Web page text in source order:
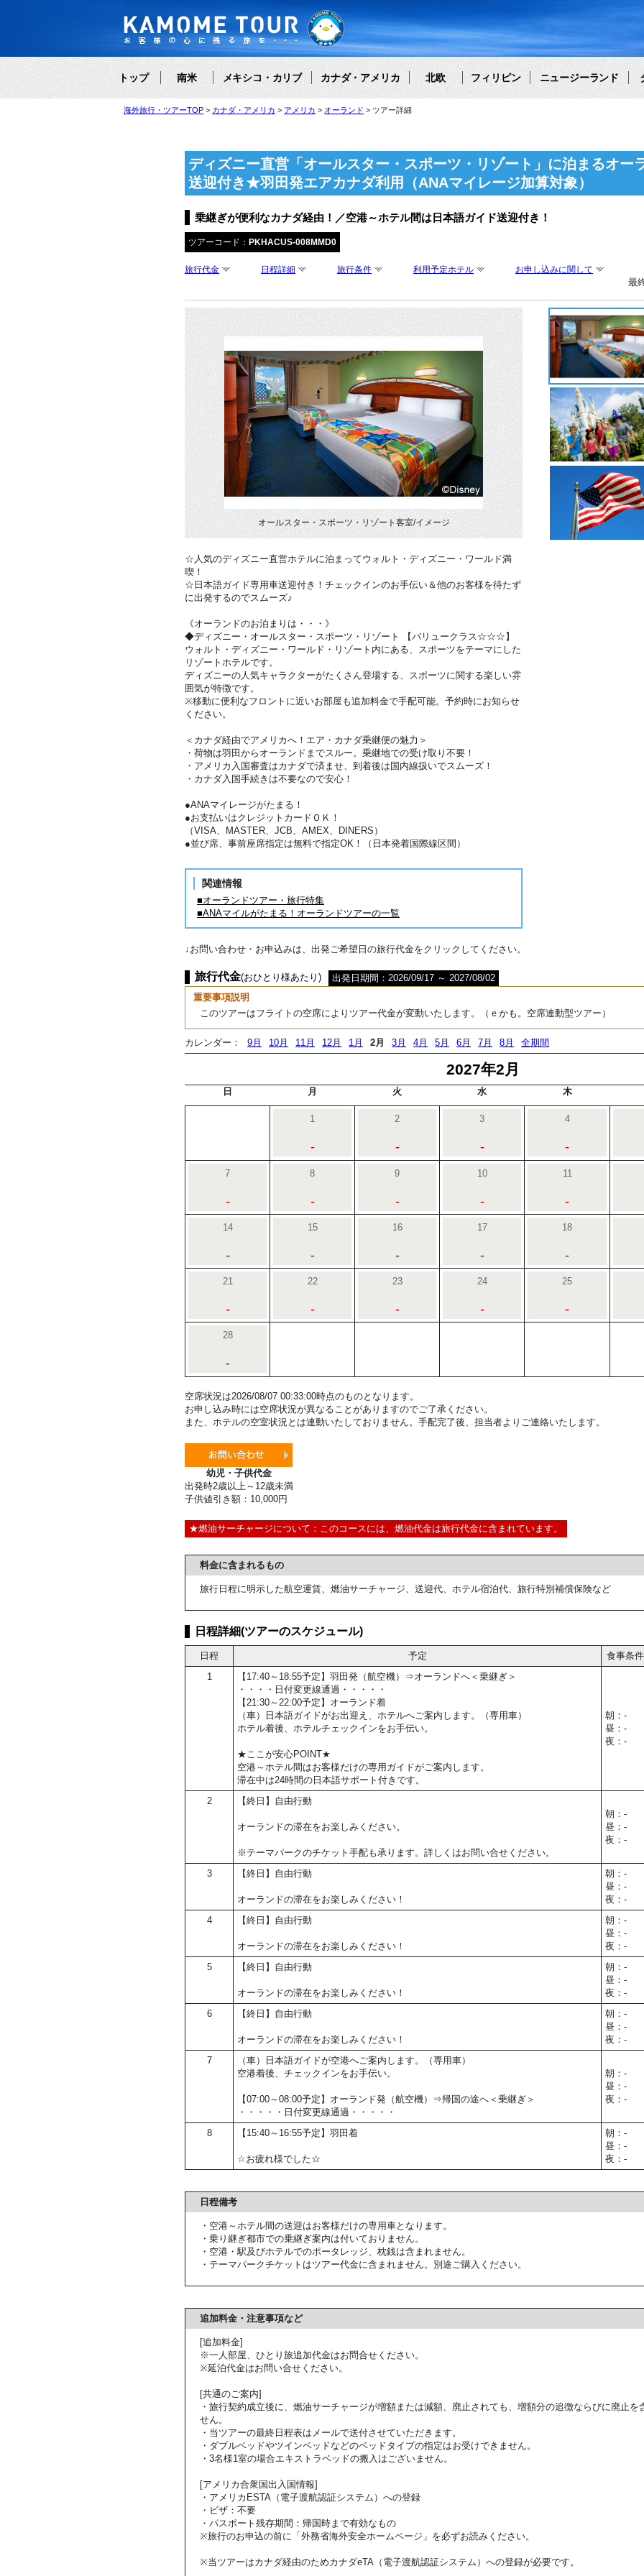
トップ 南米 メキシコ・カリブ カナダ・アメリカ 北欧 フィリピン ニュージーランド
海外旅行・ツアーTOP カナダ・アメリカ アメリカ オーランド ツアー詳細
ディズニー直営「オールスター・スポーツ・リゾート」に泊まるオ
送迎付き★羽田発エアカナダ利用（ANAマイレージ加算対象）
乗継ぎが便利なカナダ経由！／空港～ホテル間は日本語ガイド送迎付き！
ツアーコード： PKHACUS-008MMD0
旅行代金 日程詳細 旅行条件 利用予定ホテル お申し込みに関して
最
オールスター・スポーツ・リゾート客室/イメージ
☆人気のディズニー直営ホテルに泊まってウォルト・ディズニー・ワールド満
喫！
☆日本語ガイド専用車送迎付き！チェックインのお手伝い＆他のお客様を待たず
に出発するのでスムーズ♪
《オーランドのお泊まりは・・・》
◆ディズニー・オールスター・スポーツ・リゾート 【バリュークラス☆☆☆】
ウォルト・ディズニー・ワールド・リゾート内にある、スポーツをテーマにした
リゾートホテルです。
ディズニーの人気キャラクターがたくさん登場する、スポーツに関する楽しい雰
囲気が特徴です。
※移動に便利なフロントに近いお部屋も追加料金で手配可能。予約時にお知らせ
ください。
＜カナダ経由でアメリカへ！エア・カナダ乗継便の魅力＞
・荷物は羽田からオーランドまでスルー。乗継地での受け取り不要！
・アメリカ入国審査はカナダで済ませ、到着後は国内線扱いでスムーズ！
・カナダ入国手続きは不要なので安心！
●ANAマイレージがたまる！
●お支払いはクレジットカードＯＫ！
（VISA、MASTER、JCB、AMEX、DINERS）
●並び席、事前座席指定は無料で指定OK！（日本発着国際線区間）
関連情報
■オーランドツアー・旅行特集
■ANAマイルがたまる！オーランドツアーの一覧
↓お問い合わせ・お申込みは、出発ご希望日の旅行代金をクリックしてください。
旅行代金(おひとり様あたり)
出発日期間：2026/09/17 ～ 2027/08/02
重要事項説明
このツアーはフライトの空席によりツアー代金が変動いたします。（ｅかも。空席連動型ツアー）
カレンダー： 9月 10月 11月 12月 1月 2月 3月 4月 5月 6月 7月 8月 全期間
2027年2月
日 月 火 水 木
1
-
2
-
3
-
4
-
7
-
8
-
9
-
10
-
11
-
14
-
15
-
16
-
17
-
18
-
21
-
22
-
23
-
24
-
25
-
28
-
空席状況は2026/08/07 00:33:00時点のものとなります。
お申し込み時には空席状況が異なることがありますのでご了承ください。
また、ホテルの空室状況とは連動いたしておりません。手配完了後、担当者よりご連絡いたします。
幼児・子供代金
出発時2歳以上～12歳未満
子供値引き額：10,000円
★燃油サーチャージについて：このコースには、燃油代金は旅行代金に含まれています。
料金に含まれるもの
旅行日程に明示した航空運賃、燃油サーチャージ、送迎代、ホテル宿泊代、旅行特別補償保険など
日程詳細(ツアーのスケジュール)
日程 予定
食事条件
1
【17:40～18:55予定】羽田発（航空機）⇒オーランドへ＜乗継ぎ＞
・・・・日付変更線通過・・・・・
【21:30～22:00予定】オーランド着
（車）日本語ガイドがお出迎え、ホテルへご案内します。（専用車）
ホテル着後、ホテルチェックインをお手伝い。
★ここが安心POINT★
空港～ホテル間はお客様だけの専用ガイドがご案内します。
滞在中は24時間の日本語サポート付きです。
朝：-
昼：-
夜：-
2 【終日】自由行動
オーランドの滞在をお楽しみください。
※テーマパークのチケット手配も承ります。詳しくはお問い合せください。
朝：-
昼：-
夜：-
3 【終日】自由行動
オーランドの滞在をお楽しみください！
朝：-
昼：-
夜：-
4
【終日】自由行動
オーランドの滞在をお楽しみください！
朝：-
昼：-
夜：-
5
【終日】自由行動
オーランドの滞在をお楽しみください！
朝：-
昼：-
夜：-
6
【終日】自由行動
オーランドの滞在をお楽しみください！
朝：-
昼：-
夜：-
7
（車）日本語ガイドが空港へご案内します。（専用車）
空港着後、チェックインをお手伝い。
【07:00～08:00予定】オーランド発（航空機）⇒帰国の途へ＜乗継ぎ＞
・・・・・日付変更線通過・・・・・
朝：-
昼：-
夜：-
8 【15:40～16:55予定】羽田着
☆お疲れ様でした☆
朝：-
昼：-
夜：-
日程備考
・空港～ホテル間の送迎はお客様だけの専用車となります。
・乗り継ぎ都市での乗継ぎ案内は付いておりません。
・空港・駅及びホテルでのポータレッジ、枕銭は含まれません。
・テーマパークチケットはツアー代金に含まれません。別途ご購入ください。
追加料金・注意事項など
[追加料金]
※一人部屋、ひとり旅追加代金はお問合せください。
※延泊代金はお問い合せください。
[共通のご案内]
・旅行契約成立後に、燃油サーチャージが増額または減額、廃止されても、増額分の追徴ならびに廃止
せん。
・当ツアーの最終日程表はメールで送付させていただきます。
・ダブルベッドやツインベッドなどのベッドタイプの指定はお受けできません。
・3名様1室の場合エキストラベッドの搬入はございません。
[アメリカ合衆国出入国情報]
・アメリカESTA（電子渡航認証システム）への登録
・ビザ：不要
・パスポート残存期間：帰国時まで有効なもの
※旅行のお申込の前に「外務省海外安全ホームページ」を必ずお読みください。
※当ツアーはカナダ経由のためカナダeTA（電子渡航認証システム）への登録が必要です。